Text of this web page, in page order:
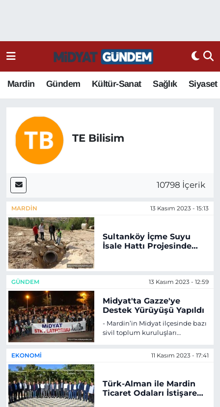
Mardin Gündem Kültür-Sanat Sağlık Siyaset
TE Bilisim
10798 İçerik
MARDIN 13 Kasım 2023 - 15:13
Sultanköy İçme Suyu
İsale Hattı Projesinde
GÜNDEM 13 Kasım 2023 - 12:59
Midyat'ta Gazze'ye
Destek Yürüyüşü Yapıldı
- Mardin’in Midyat ilçesinde bazı
sivil toplum kuruluşları
EKONOMI 11 Kasım 2023 - 17:41
Türk-Alman ile Mardin
Ticaret Odaları İstişare